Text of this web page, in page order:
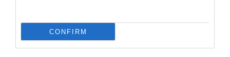
CONFIRM